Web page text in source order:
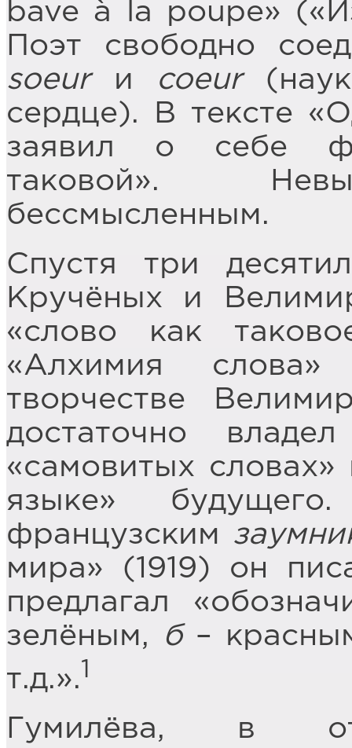
bave à la poupe»
Поэт свободно
soeurи coeur
сердце). В тексте
заявил о себе
таковой».
бессмысленным.
Спустя три
Кручёных и
«слово как
«Алхимия
творчестве
достаточно
«самовитых словах»
языке»
французским
мира» (1919) он
предлагал
зелёным,
б–
т.д.».1
Гумилёва, в